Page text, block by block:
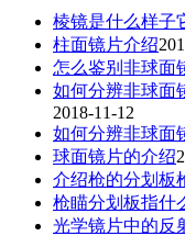
棱镜是什么样子
柱面镜片介绍
怎么鉴别非球面
如何分辨非球面
2018-11-12
如何分辨非球面
球面镜片的介绍
介绍枪的分划板
枪瞄分划板指什
光学镜片中的反